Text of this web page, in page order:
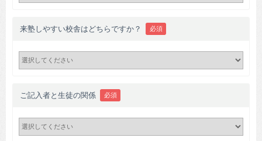
来塾しやすい校舎はどちらですか？ 必須
ご記入者と生徒の関係 必須